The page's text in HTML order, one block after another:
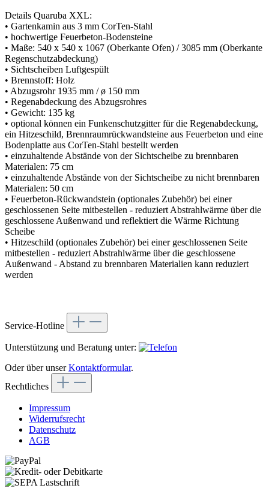
Details Quaruba XXL:
• Gartenkamin aus 3 mm CorTen-Stahl
• hochwertige Feuerbeton-Bodensteine
• Maße: 540 x 540 x 1067 (Oberkante Ofen) / 3085 mm (Oberkante
Regenschutzabdeckung)
• Sichtscheiben Luftgespült
• Brennstoff: Holz
• Abzugsrohr 1935 mm / ø 150 mm
• Regenabdeckung des Abzugsrohres
• Gewicht: 135 kg
• optional können ein Funkenschutzgitter für die Regenabdeckung,
ein Hitzeschild, Brennraumrückwandsteine aus Feuerbeton und eine
Bodenplatte aus CorTen-Stahl bestellt werden
• einzuhaltende Abstände von der Sichtscheibe zu brennbaren
Materialen: 75 cm
• einzuhaltende Abstände von der Sichtscheibe zu nicht brennbaren
Materialen: 50 cm
• Feuerbeton-Rückwandstein (optionales Zubehör) bei einer
geschlossenen Seite mitbestellen - reduziert Abstrahlwärme über die
geschlossene Außenwand und reflektiert die Wärme Richtung
Scheibe
• Hitzeschild (optionales Zubehör) bei einer geschlossenen Seite
mitbestellen - reduziert Abstrahlwärme über die geschlossene
Außenwand - Abstand zu brennbaren Materialien kann reduziert
werden
Service-Hotline
Unterstützung und Beratung unter:
Oder über unserKontaktformular.
Rechtliches
Impressum
Widerrufsrecht
Datenschutz
AGB